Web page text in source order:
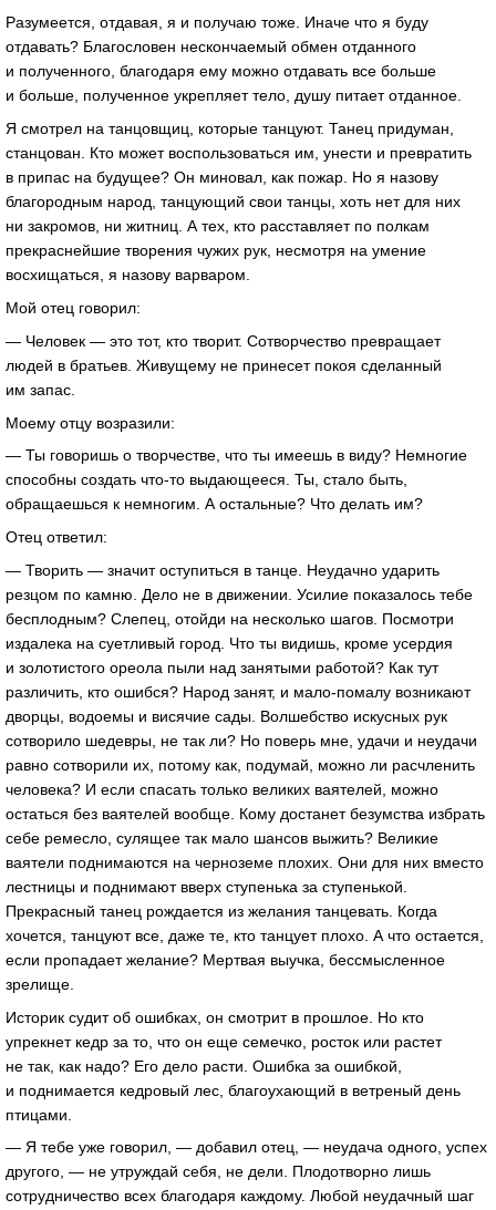
Разумеется, отдавая, я и получаю тоже. Иначе что я буду
отдавать? Благословен нескончаемый обмен отданного
и полученного, благодаря ему можно отдавать все больше
и больше, полученное укрепляет тело, душу питает отданное.
Я смотрел на танцовщиц, которые танцуют. Танец придуман,
станцован. Кто может воспользоваться им, унести и превратить
в припас на будущее? Он миновал, как пожар. Но я назову
благородным народ, танцующий свои танцы, хоть нет для них
ни закромов, ни житниц. А тех, кто расставляет по полкам
прекраснейшие творения чужих рук, несмотря на умение
восхищаться, я назову варваром.
Мой отец говорил:
— Человек — это тот, кто творит. Сотворчество превращает
людей в братьев. Живущему не принесет покоя сделанный
им запас.
Моему отцу возразили:
— Ты говоришь о творчестве, что ты имеешь в виду? Немногие
способны создать что-то выдающееся. Ты, стало быть,
обращаешься к немногим. А остальные? Что делать им?
Отец ответил:
— Творить — значит оступиться в танце. Неудачно ударить
резцом по камню. Дело не в движении. Усилие показалось тебе
бесплодным? Слепец, отойди на несколько шагов. Посмотри
издалека на суетливый город. Что ты видишь, кроме усердия
и золотистого ореола пыли над занятыми работой? Как тут
различить, кто ошибся? Народ занят, и мало-помалу возникают
дворцы, водоемы и висячие сады. Волшебство искусных рук
сотворило шедевры, не так ли? Но поверь мне, удачи и неудачи
равно сотворили их, потому как, подумай, можно ли расчленить
человека? И если спасать только великих ваятелей, можно
остаться без ваятелей вообще. Кому достанет безумства избрать
себе ремесло, сулящее так мало шансов выжить? Великие
ваятели поднимаются на черноземе плохих. Они для них вместо
лестницы и поднимают вверх ступенька за ступенькой.
Прекрасный танец рождается из желания танцевать. Когда
хочется, танцуют все, даже те, кто танцует плохо. А что остается,
если пропадает желание? Мертвая выучка, бессмысленное
зрелище.
Историк судит об ошибках, он смотрит в прошлое. Но кто
упрекнет кедр за то, что он еще семечко, росток или растет
не так, как надо? Его дело расти. Ошибка за ошибкой,
и поднимается кедровый лес, благоухающий в ветреный день
птицами.
— Я тебе уже говорил, — добавил отец, — неудача одного, успех
другого, — не утруждай себя, не дели. Плодотворно лишь
сотрудничество всех благодаря каждому. Любой неудачный шаг